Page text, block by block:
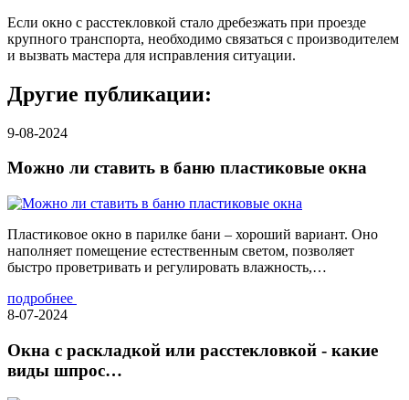
Если окно с расстекловкой стало дребезжать при проезде
крупного транспорта, необходимо связаться с производителем
и вызвать мастера для исправления ситуации.
Другие публикации:
9-08-2024
Можно ли ставить в баню пластиковые окна
Пластиковое окно в парилке бани – хороший вариант. Оно
наполняет помещение естественным светом, позволяет
быстро проветривать и регулировать влажность,…
подробнее
8-07-2024
Окна с раскладкой или расстекловкой - какие
виды шпрос…